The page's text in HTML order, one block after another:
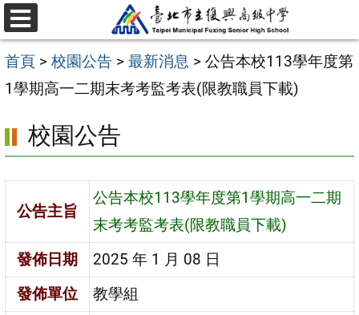
跳
至
主
要
容
區
選
單
首頁 > 校園公告 > 最新消息 > 公告本校113學年度第
1學期高一二期末考考監考表(限教職員下載)
校園公告
公告主旨
公告本校113學年度第1學期高一二期
末考考監考表(限教職員下載)
發佈日期
2025 年 1 月 08 日
發佈單位
教學組